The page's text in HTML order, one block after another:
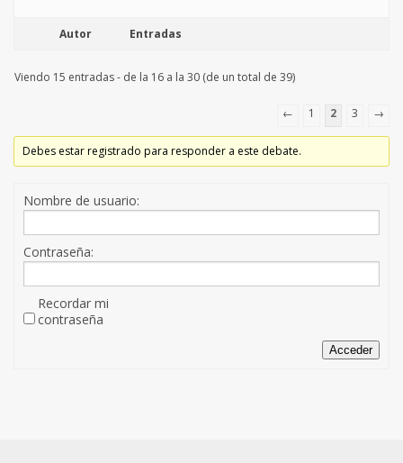
Autor Entradas
Viendo 15 entradas - de la 16 a la 30 (de un total de 39)
← 1 2 3 →
Debes estar registrado para responder a este debate.
Nombre de usuario:
Contraseña:
Recordar mi
contraseña
Acceder